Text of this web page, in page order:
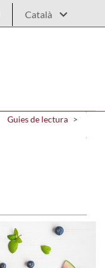
Guies de lectura